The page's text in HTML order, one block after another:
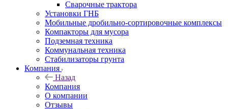
Сварочные трактора
Установки ГНБ
Мобильные дробильно-сортировочные комплексы
Компакторы для мусора
Подземная техника
Коммунальная техника
Стабилизаторы грунта
Компания
Назад
Компания
О компании
Отзывы